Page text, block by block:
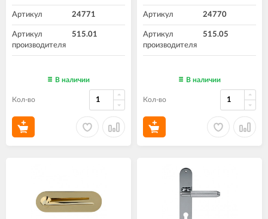
Артикул 24771
Артикул
производителя
515.01
В наличии
Кол-во
Артикул 24770
Артикул
производителя
515.05
В наличии
Кол-во